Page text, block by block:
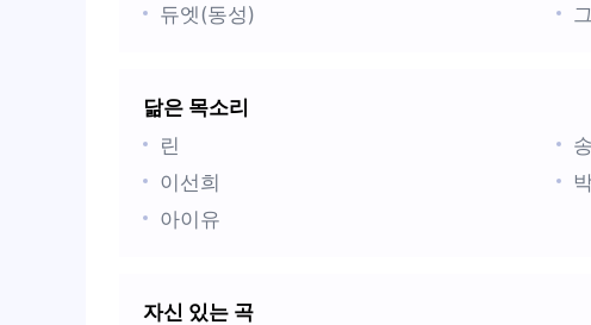
듀엣(동성)
닮은 목소리
린
이선희
아이유
자신 있는 곡